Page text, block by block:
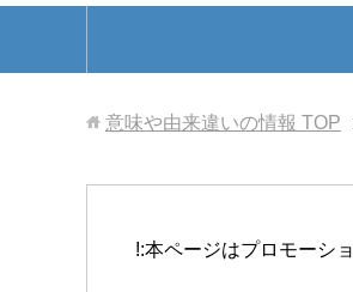
意味や由来違いの情報 TOP
!:本ページはプロモーシ